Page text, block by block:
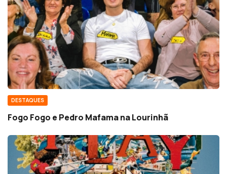
DESTAQUES
Fogo Fogo e Pedro Mafama na Lourinhã